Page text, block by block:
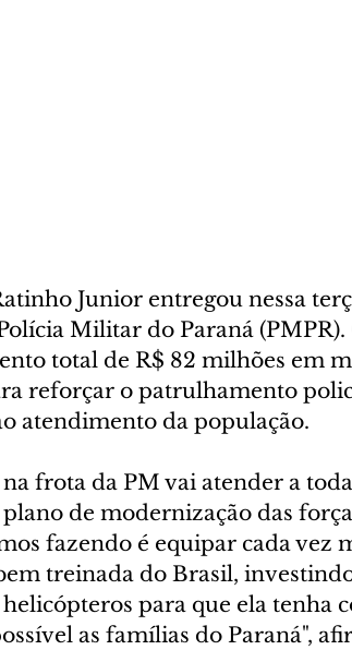
Junior entregou nessa
Militar do Paraná (PMPR).
total de R$ 82 milhões em
reforçar o patrulhamento
atendimento da população.
frota da PM vai atender a
de modernização das
fazendo é equipar cada vez
treinada do Brasil,
para que ela tenha
as famílias do Paraná",